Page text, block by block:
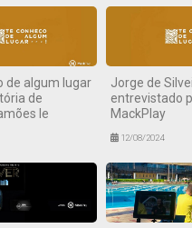
de algum lugar
de
Ie
Jorge de
entrevistado
MackPlay
12/08/2024